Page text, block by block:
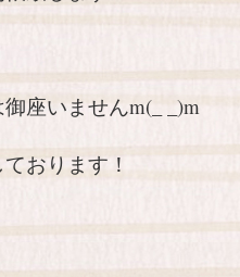
座いませんm(_ _)m
おります！